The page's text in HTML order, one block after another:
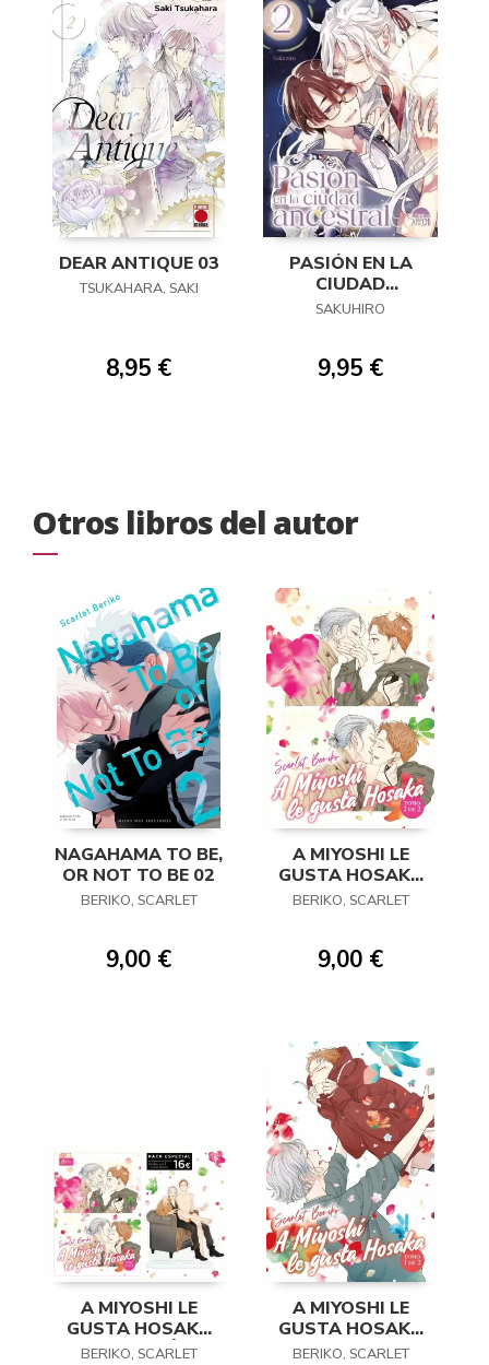
DEAR ANTIQUE 03
TSUKAHARA, SAKI
8,95 €
PASIÓN EN LA
CIUDAD
ANCESTRAL 02
SAKUHIRO
9,95 €
Otros libros del autor
NAGAHAMA TO BE,
OR NOT TO BE 02
BERIKO, SCARLET
9,00 €
A MIYOSHI LE
GUSTA HOSAKA
02
BERIKO, SCARLET
9,00 €
A MIYOSHI LE
GUSTA HOSAKA
02 (EDICIÓN
BERIKO, SCARLET
A MIYOSHI LE
GUSTA HOSAKA
01
BERIKO, SCARLET